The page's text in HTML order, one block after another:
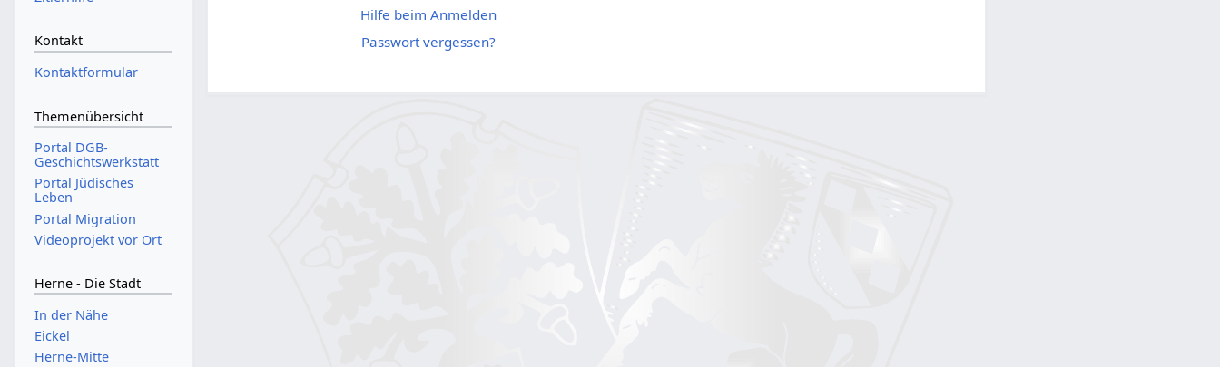
Hilfe beim Anmelden
Passwort vergessen?
Kontakt
Kontaktformular
Themenübersicht
Portal DGB-
Geschichtswerkstatt
Portal Jüdisches
Leben
Portal Migration
Videoprojekt vor Ort
Herne - Die Stadt
In der Nähe
Eickel
Herne-Mitte